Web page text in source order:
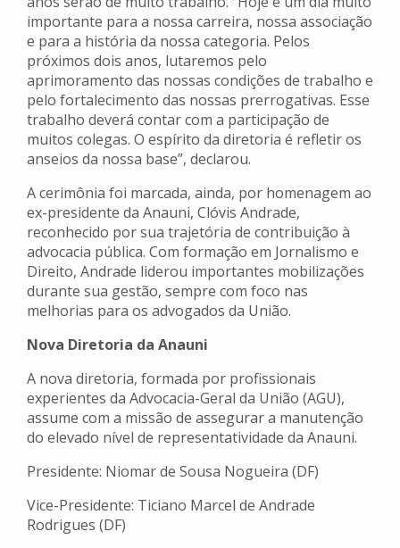
importante para a nossa carreira, nossa associação
e para a história da nossa categoria. Pelos
próximos dois anos, lutaremos pelo
aprimoramento das nossas condições de trabalho e
pelo fortalecimento das nossas prerrogativas. Esse
trabalho deverá contar com a participação de
muitos colegas. O espírito da diretoria é refletir os
anseios da nossa base”, declarou.
A cerimônia foi marcada, ainda, por homenagem ao
ex-presidente da Anauni, Clóvis Andrade,
reconhecido por sua trajetória de contribuição à
advocacia pública. Com formação em Jornalismo e
Direito, Andrade liderou importantes mobilizações
durante sua gestão, sempre com foco nas
melhorias para os advogados da União.
Nova Diretoria da Anauni
A nova diretoria, formada por profissionais
experientes da Advocacia-Geral da União (AGU),
assume com a missão de assegurar a manutenção
do elevado nível de representatividade da Anauni.
Presidente: Niomar de Sousa Nogueira (DF)
Vice-Presidente: Ticiano Marcel de Andrade
Rodrigues (DF)